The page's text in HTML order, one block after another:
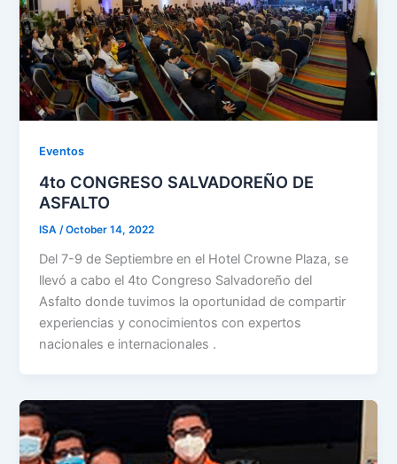
Eventos
4to CONGRESO SALVADOREÑO DE
ASFALTO
ISA/October 14, 2022
Del 7-9 de Septiembre en el Hotel Crowne Plaza, se
llevó a cabo el 4to Congreso Salvadoreño del
Asfalto donde tuvimos la oportunidad de compartir
experiencias y conocimientos con expertos
nacionales e internacionales .